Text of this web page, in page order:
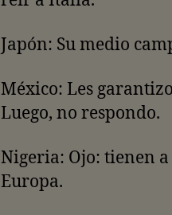
Japón: Su medio
México: Les
Luego, no respondo.
Nigeria: Ojo: tienen
Europa.